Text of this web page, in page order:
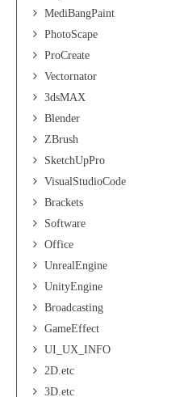
MediBangPaint
PhotoScape
ProCreate
Vectornator
3dsMAX
Blender
ZBrush
SketchUpPro
VisualStudioCode
Brackets
Software
Office
UnrealEngine
UnityEngine
Broadcasting
GameEffect
UI_UX_INFO
2D.etc
3D.etc